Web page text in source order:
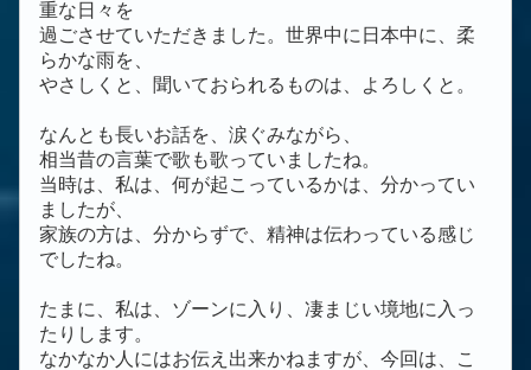
重な日々を
過ごさせていただきました。世界中に日本中に、柔
らかな雨を、
やさしくと、聞いておられるものは、よろしくと。
なんとも長いお話を、涙ぐみながら、
相当昔の言葉で歌も歌っていましたね。
当時は、私は、何が起こっているかは、分かってい
ましたが、
家族の方は、分からずで、精神は伝わっている感じ
でしたね。
たまに、私は、ゾーンに入り、凄まじい境地に入っ
たりします。
なかなか人にはお伝え出来かねますが、今回は、こ